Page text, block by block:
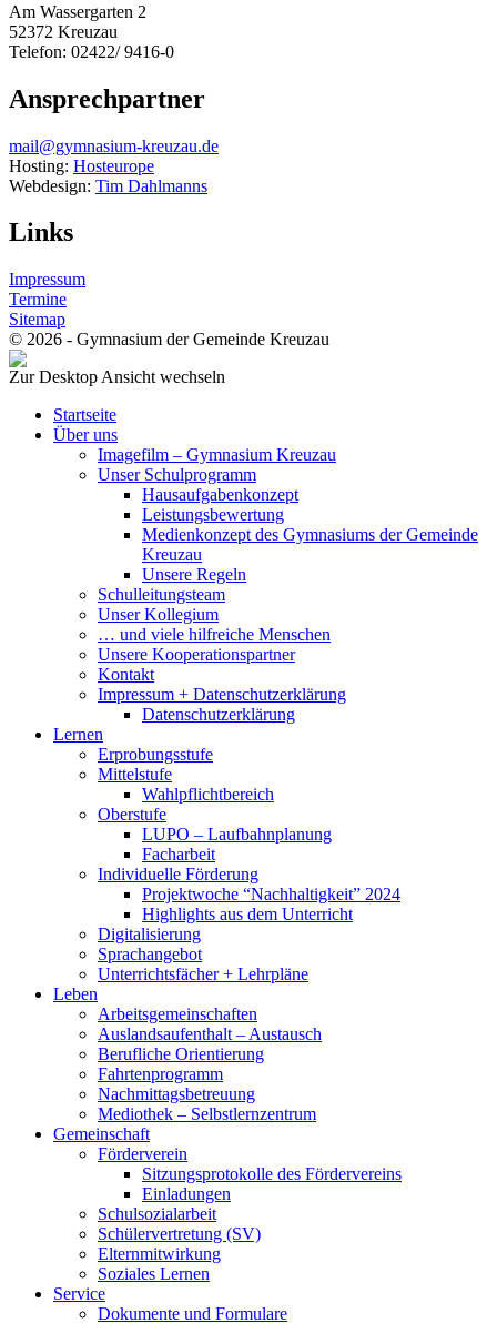
Am Wassergarten 2
52372 Kreuzau
Telefon: 02422/ 9416-0
Ansprechpartner
mail@gymnasium-kreuzau.de
Hosting: Hosteurope
Webdesign: Tim Dahlmanns
Links
Impressum
Termine
Sitemap
© 2026 - Gymnasium der Gemeinde Kreuzau
Zur Desktop Ansicht wechseln
Startseite
Über uns
Imagefilm – Gymnasium Kreuzau
Unser Schulprogramm
Hausaufgabenkonzept
Leistungsbewertung
Medienkonzept des Gymnasiums der Gemeinde
Kreuzau
Unsere Regeln
Schulleitungsteam
Unser Kollegium
… und viele hilfreiche Menschen
Unsere Kooperationspartner
Kontakt
Impressum + Datenschutzerklärung
Datenschutzerklärung
Lernen
Erprobungsstufe
Mittelstufe
Wahlpflichtbereich
Oberstufe
LUPO – Laufbahnplanung
Facharbeit
Individuelle Förderung
Projektwoche “Nachhaltigkeit” 2024
Highlights aus dem Unterricht
Digitalisierung
Sprachangebot
Unterrichtsfächer + Lehrpläne
Leben
Arbeitsgemeinschaften
Auslandsaufenthalt – Austausch
Berufliche Orientierung
Fahrtenprogramm
Nachmittagsbetreuung
Mediothek – Selbstlernzentrum
Gemeinschaft
Förderverein
Sitzungsprotokolle des Fördervereins
Einladungen
Schulsozialarbeit
Schülervertretung (SV)
Elternmitwirkung
Soziales Lernen
Service
Dokumente und Formulare